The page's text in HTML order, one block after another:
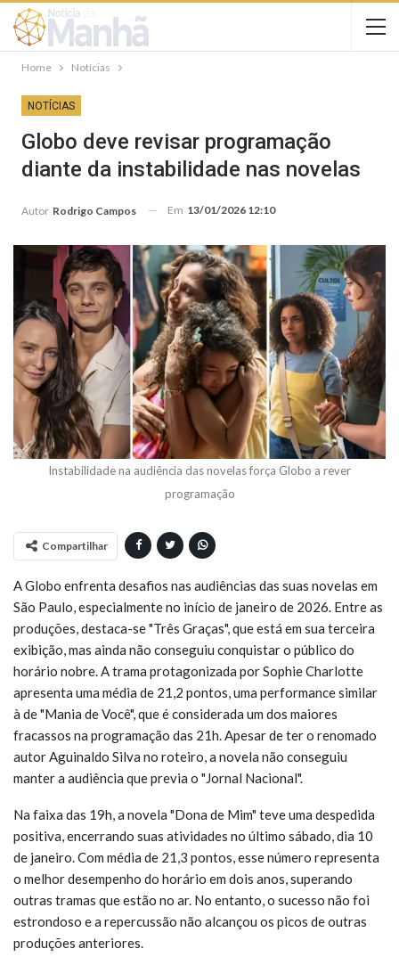
Home Notícias
NOTÍCIAS
Globo deve revisar programação
diante da instabilidade nas novelas
Autor Rodrigo Campos Em 13/01/2026 12:10
Instabilidade na audiência das novelas força Globo a rever
programação
Compartilhar
A Globo enfrenta desafios nas audiências das suas novelas em
São Paulo, especialmente no início de janeiro de 2026. Entre as
produções, destaca-se "Três Graças", que está em sua terceira
exibição, mas ainda não conseguiu conquistar o público do
horário nobre. A trama protagonizada por Sophie Charlotte
apresenta uma média de 21,2 pontos, uma performance similar
à de "Mania de Você", que é considerada um dos maiores
fracassos na programação das 21h. Apesar de ter o renomado
autor Aguinaldo Silva no roteiro, a novela não conseguiu
manter a audiência que previa o "Jornal Nacional".
Na faixa das 19h, a novela "Dona de Mim" teve uma despedida
positiva, encerrando suas atividades no último sábado, dia 10
de janeiro. Com média de 21,3 pontos, esse número representa
o melhor desempenho do horário em dois anos, superando
outras tramas que estão no ar. No entanto, o sucesso não foi
estrondoso e a repercussão não alcançou os picos de outras
produções anteriores.